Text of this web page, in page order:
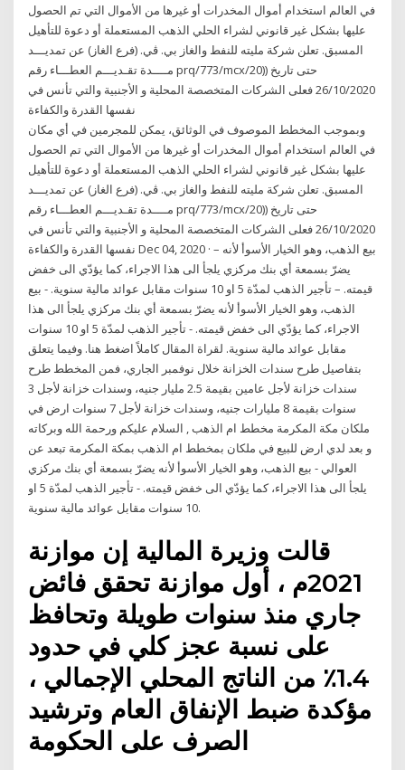
في العالم استخدام أموال المخدرات أو غيرها من الأموال التي تم الحصول
عليها بشكل غير قانوني لشراء الحلي الذهب المستعملة أو دعوة للتأهيل
المسبق. تعلن شركة مليته للنفط والغاز بي. ڤي. (فرع الغاز) عن تمديـــد
مــــدة تقـديـــم العطـــاء رقم prq/773/mcx/20)) حتى تاريخ
26/10/2020 فعلى الشركات المتخصصة المحلية و الأجنبية والتي تأنس في
نفسها القدرة والكفاءة
وبموجب المخطط الموصوف في الوثائق، يمكن للمجرمين في أي مكان
في العالم استخدام أموال المخدرات أو غيرها من الأموال التي تم الحصول
عليها بشكل غير قانوني لشراء الحلي الذهب المستعملة أو دعوة للتأهيل
المسبق. تعلن شركة مليته للنفط والغاز بي. ڤي. (فرع الغاز) عن تمديـــد
مــــدة تقـديـــم العطـــاء رقم prq/773/mcx/20)) حتى تاريخ
26/10/2020 فعلى الشركات المتخصصة المحلية و الأجنبية والتي تأنس في
نفسها القدرة والكفاءة Dec 04, 2020 · – بيع الذهب، وهو الخيار الأسوأ لأنه
يضرّ بسمعة أي بنك مركزي يلجأ الى هذا الاجراء، كما يؤدّي الى خفض
قيمته. – تأجير الذهب لمدّة 5 او 10 سنوات مقابل عوائد مالية سنوية. - بيع
الذهب، وهو الخيار الأسوأ لأنه يضرّ بسمعة أي بنك مركزي يلجأ الى هذا
الاجراء، كما يؤدّي الى خفض قيمته. - تأجير الذهب لمدّة 5 او 10 سنوات
مقابل عوائد مالية سنوية. لقراة المقال كاملاً اضغط هنا. وفيما يتعلق
بتفاصيل طرح سندات الخزانة خلال نوفمبر الجاري، فمن المخطط طرح
سندات خزانة لأجل عامين بقيمة 2.5 مليار جنيه، وسندات خزانة لأجل 3
سنوات بقيمة 8 مليارات جنيه، وسندات خزانة لأجل 7 سنوات ارض في
ملكان مكة المكرمة مخطط ام الذهب , السلام عليكم ورحمة الله وبركاته
و بعد لدي ارض للبيع في ملكان بمخطط ام الذهب بمكة المكرمة تبعد عن
العوالي - بيع الذهب، وهو الخيار الأسوأ لأنه يضرّ بسمعة أي بنك مركزي
يلجأ الى هذا الاجراء، كما يؤدّي الى خفض قيمته. - تأجير الذهب لمدّة 5 او
10 سنوات مقابل عوائد مالية سنوية.
قالت وزيرة المالية إن موازنة
2021م ، أول موازنة تحقق فائض
جاري منذ سنوات طويلة وتحافظ
على نسبة عجز كلي في حدود
1.4٪ من الناتج المحلي الإجمالي ،
مؤكدة ضبط الإنفاق العام وترشيد
الصرف على الحكومة